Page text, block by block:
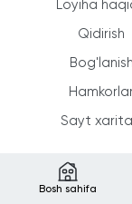
Bosh sahifa
Loyiha
Qidirish
Bog'lanish
Sayt
Xizmatlar